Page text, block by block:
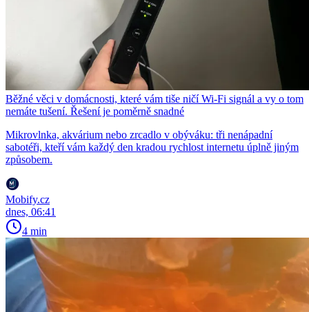
Běžné věci v domácnosti, které vám tiše ničí Wi-Fi signál a vy o tom
nemáte tušení. Řešení je poměrně snadné
Mikrovlnka, akvárium nebo zrcadlo v obýváku: tři nenápadní
sabotéři, kteří vám každý den kradou rychlost internetu úplně jiným
způsobem.
Mobify.cz
dnes, 06:41
4 min